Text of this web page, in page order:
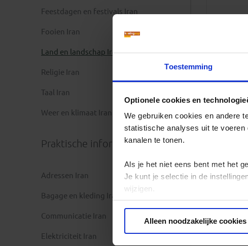
Toestemming
Optionele cookies en
We gebruiken cookies en andere
statistische analyses uit te voeren
kanalen te tonen.
Als je het niet eens bent met het
Je kunt je selectie in de
wijzigen.
Alleen noodzakelijke cookies
Feestdagen en festivals Iran
Fooien Iran
Land en landschap Iran
Religie Iran
Taal Iran
Weer en klimaat Iran
Praktische informatie
Adressen Iran
Bagage en kleding Iran
Communicatie Iran
Elektriciteit Iran